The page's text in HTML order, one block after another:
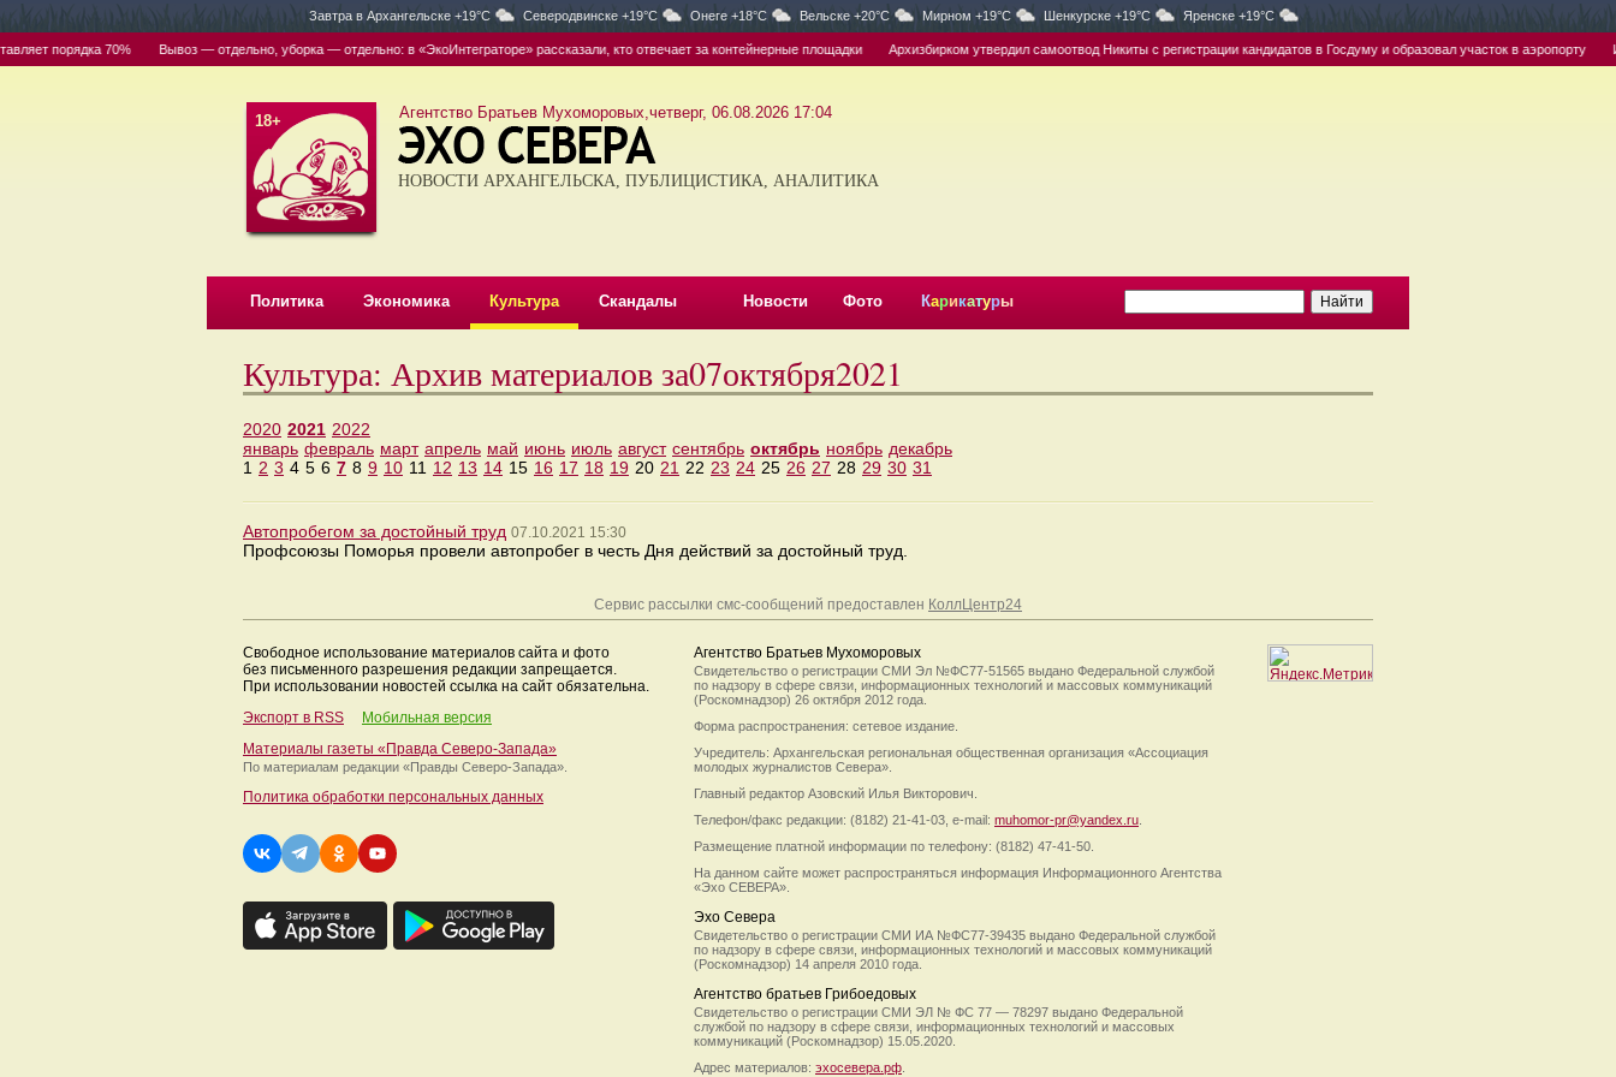
Завтра в Архангельске +19°C Северодвинске +19°C Онеге +18°C Вельске +20°C Мирном +19°C Шенкурске +19°C Яренске +19°C
порядка 70% Вывоз — отдельно, уборка — отдельно: в «ЭкоИнтеграторе» рассказали, кто отвечает за контейнерные площадки Архизбирком утвердил самоотвод Никиты с регистрации кандидатов в Госдуму и образовал участок в аэропорту
18+ Агентство Братьев Мухоморовых,четверг, 06.08.2026 17:04
НОВОСТИ АРХАНГЕЛЬСКА, ПУБЛИЦИСТИКА, АНАЛИТИКА
Политика Экономика Культура Скандалы Новости Фото Карикатуры
Культура: Архив материалов за07октября2021
2020 2021 2022
январь февраль март апрель май июнь июль август сентябрь октябрь ноябрь декабрь
1 2 3 4 5 6 7 8 9 10 11 12 13 14 15 16 17 18 19 20 21 22 23 24 25 26 27 28 29 30 31
Автопробегом за достойный труд 07.10.2021 15:30
Профсоюзы Поморья провели автопробег в честь Дня действий за достойный труд.
Сервис рассылки смс-сообщений предоставлен КоллЦентр24
Свободное использование материалов сайта и фото
без письменного разрешения редакции запрещается.
При использовании новостей ссылка на сайт обязательна.
Экспорт в RSS
Мобильная версия
Материалы газеты «Правда Северо-Запада»
По материалам редакции «Правды Северо-Запада».
Политика обработки персональных данных
Агентство Братьев Мухоморовых
Свидетельство о регистрации СМИ Эл №ФС77-51565 выдано Федеральной службой
по надзору в сфере связи, информационных технологий и массовых коммуникаций
(Роскомнадзор) 26 октября 2012 года.
Форма распространения: сетевое издание.
Учредитель: Архангельская региональная общественная организация «Ассоциация
молодых журналистов Севера».
Главный редактор Азовский Илья Викторович.
Телефон/факс редакции: (8182) 21-41-03, e-mail: muhomor-pr@yandex.ru
Размещение платной информации по телефону: (8182) 47-41-50.
На данном сайте может распространяться информация Информационного Агентства
«Эхо СЕВЕРА».
Эхо Севера
Свидетельство о регистрации СМИ ИА №ФС77-39435 выдано Федеральной службой
по надзору в сфере связи, информационных технологий и массовых коммуникаций
(Роскомнадзор) 14 апреля 2010 года.
Агентство братьев Грибоедовых
Свидетельство о регистрации СМИ ЭЛ № ФС 77 — 78297 выдано Федеральной
службой по надзору в сфере связи, информационных технологий и массовых
коммуникаций (Роскомнадзор) 15.05.2020.
Адрес материалов: эхосевера.рф